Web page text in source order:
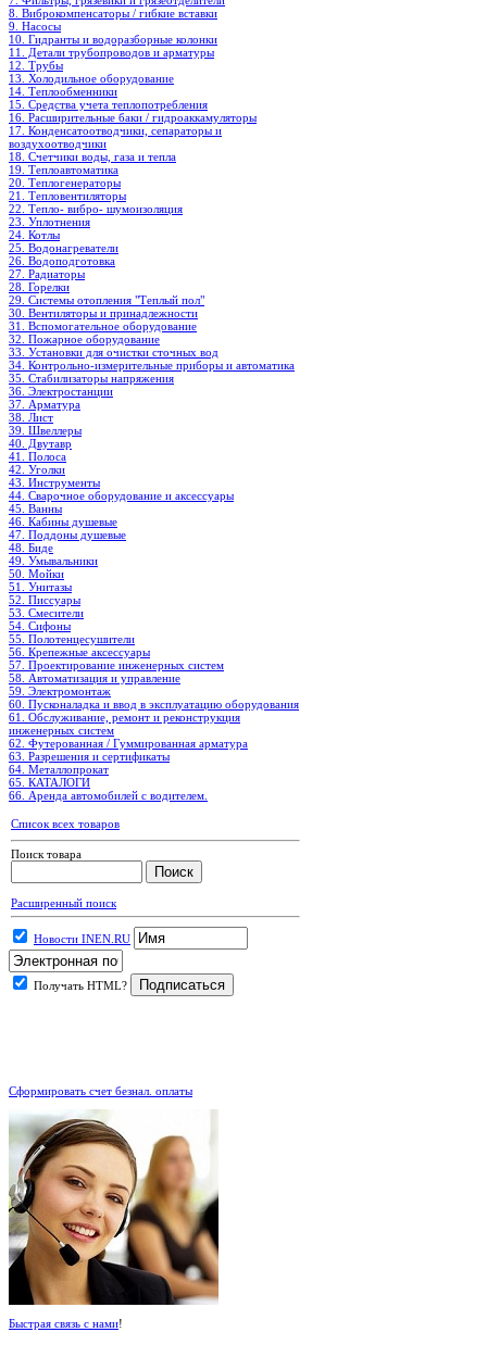
8. Виброкомпенсаторы / гибкие вставки
9. Насосы
10. Гидранты и водоразборные колонки
11. Детали трубопроводов и арматуры
12. Трубы
13. Холодильное oборудование
14. Теплообменники
15. Средства учета теплопотребления
16. Расширительные баки / гидроаккамуляторы
17. Конденсатоотводчики, сепараторы и
воздухоотводчики
18. Счетчики воды, газа и тепла
19. Теплоавтоматика
20. Теплогенераторы
21. Тепловентиляторы
22. Тепло- вибро- шумоизоляция
23. Уплотнения
24. Котлы
25. Водонагреватели
26. Водоподготовка
27. Радиаторы
28. Горелки
29. Системы отопления "Теплый пол"
30. Вентиляторы и принадлежности
31. Вспомогательное оборудование
32. Пожарное оборудование
33. Установки для очистки сточных вод
34. Контрольно-измерительные приборы и автоматика
35. Стабилизаторы напряжения
36. Электростанции
37. Арматура
38. Лист
39. Швеллеры
40. Двутавр
41. Полоса
42. Уголки
43. Инструменты
44. Сварочное оборудование и аксессуары
45. Ванны
46. Кабины душевые
47. Поддоны душевые
48. Биде
49. Умывальники
50. Мойки
51. Унитазы
52. Писсуары
53. Смесители
54. Сифоны
55. Полотенцесушители
56. Крепежные аксессуары
57. Проектирование инженерных систем
58. Автоматизация и управление
59. Электромонтаж
60. Пусконаладка и ввод в эксплуатацию оборудования
61. Обслуживание, ремонт и реконструкция
инженерных систем
62. Футерованная / Гуммированная арматура
63. Разрешения и сертификаты
64. Металлопрокат
65. КАТАЛОГИ
66. Аренда автомобилей с водителем.
Список всех товаров
Поиск товара
Расширенный поиск
Новости INEN.RU
Получать HTML?
Сформировать счет безнал. оплаты
Быстрая связь с нами!